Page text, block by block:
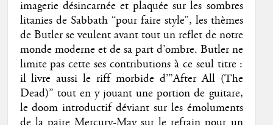
imagerie désincarnée et plaquée sur les sombres
litanies de Sabbath “pour faire style”, les thèmes
de Butler se veulent avant tout un reflet de notre
monde moderne et de sa part d’ombre. Butler ne
limite pas cette ses contributions à ce seul titre :
il livre aussi le riff morbide d’”After All (The
Dead)” tout en y jouant une portion de guitare,
le doom introductif déviant sur les émoluments